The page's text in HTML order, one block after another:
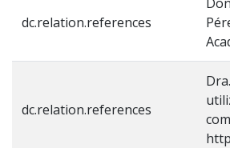
dc.relation.references
dc.relation.references